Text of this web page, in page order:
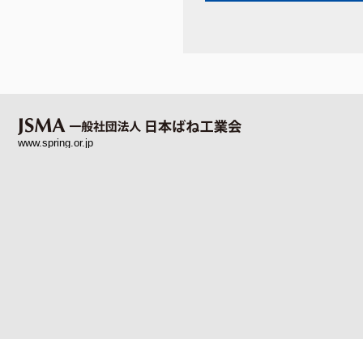
www.spring.or.jp